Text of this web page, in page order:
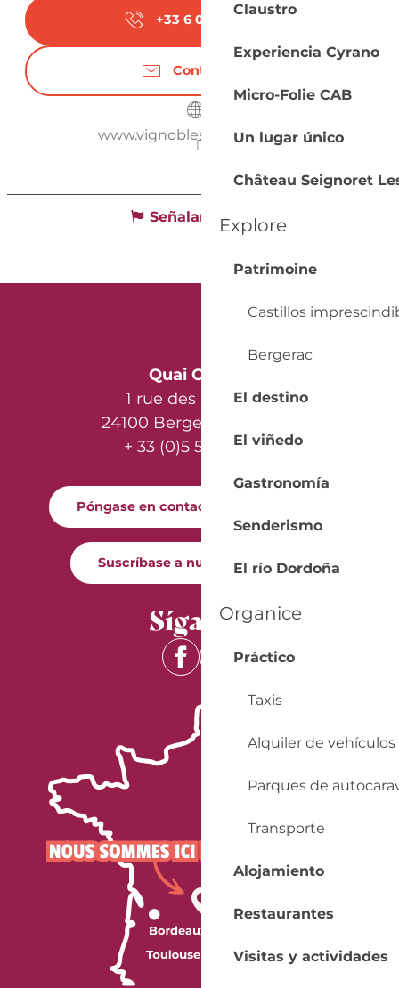
Claustro
Experiencia Cyrano
Micro-Folie CAB
Un lugar único
Château Seignoret
Explore
Patrimoine
Castillos
Bergerac
El destino
El viñedo
Gastronomía
Senderismo
El río Dordoña
Organice
Práctico
Taxis
Alquiler de vehículos
Parques de
Transporte
Alojamiento
Restaurantes
Visitas y actividades
+33 6 08 61 58
Contáctenos
www.vignobles-gazziola.com
Señalar un error
Quai Cyrano
1 rue des Récollets
24100 Bergerac - France
+ 33 (0)5 53 57 03 11
Póngase en contacto con nosotros
Suscríbase a nuestro boletín
Síganos